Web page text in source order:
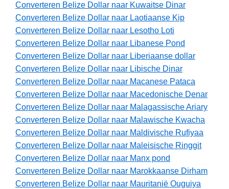
Converteren Belize Dollar naar Kuwaitse Dinar
Converteren Belize Dollar naar Laotiaanse Kip
Converteren Belize Dollar naar Lesotho Loti
Converteren Belize Dollar naar Libanese Pond
Converteren Belize Dollar naar Liberiaanse dollar
Converteren Belize Dollar naar Libische Dinar
Converteren Belize Dollar naar Macanese Pataca
Converteren Belize Dollar naar Macedonische Denar
Converteren Belize Dollar naar Malagassische Ariary
Converteren Belize Dollar naar Malawische Kwacha
Converteren Belize Dollar naar Maldivische Rufiyaa
Converteren Belize Dollar naar Maleisische Ringgit
Converteren Belize Dollar naar Manx pond
Converteren Belize Dollar naar Marokkaanse Dirham
Converteren Belize Dollar naar Mauritanië Ouguiya